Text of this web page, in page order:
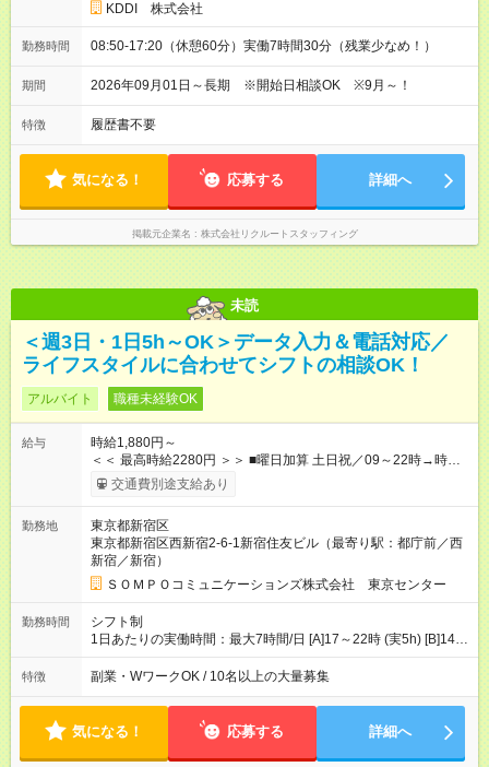
KDDI 株式会社
勤務時間 08:50-17:20（休憩60分）実働7時間30分（残業少なめ！）
期間 2026年09月01日～長期 ※開始日相談OK ※9月～！
特徴 履歴書不要
気になる！ 応募する 詳細へ
掲載元企業名 株式会社リクルートスタッフィング
未読
＜週3日・1日5h～OK＞データ入力＆電話対応／
ライフスタイルに合わせてシフトの相談OK！
アルバイト 職種未経験OK
給与
時給1,880円～
＜＜ 最高時給2280円 ＞＞ ■曜日加算 土日祝／09～22時→時給
＋400円 ■時間加算 月曜／09～12時→時給＋200円 月曜／17～
22時→時給＋200円 金曜／17～22時→時給＋400円 ■導入研
━━━━━━━━━━━━━━━ ■月収例 ◎ロングシフト（週3日×実7h） [1]
金曜日収：15160円×4日＝60640円 [2]土曜日収：15960円×5日
＝79800円 [3]日曜日収：15960円×5日＝79800円 [1]＋[2]＋[3]＝
月収22万240円 ◎ショートシフト（週3日×実5h） [1]月曜日収：
10400円×4日＝41600円 [2]金曜日収：11400円×4日＝45600円
[3]土曜日収：11400円×5日＝57000円 [1]＋[2]＋[3]＝月収14万
4200円 【試用期間】試用期間あり 試用期間の長さ：3ヶ月 ※ 雇
態：本採用時と同じです。 給与：時給 1,780円以上 ※各加算給
無
交通費別途支給あり
勤務地
東京都新宿区
東京都新宿区西新宿2-6-1新宿住友ビル（最寄り駅：都庁前／西
新宿／新宿）
ＳＯＭＰＯコミュニケーションズ株式会社 東京センター
勤務時間
シフト制
1日あたりの実働時間：最大7時間/日 [A]17～22時 (実5h) [B]14～
22時 (実7h/休1h） ★週3～5日※土or日必須 ◎休日：平日メイン
※[B]OJT終了後要相談 ◎下記選択制 （1）曜日固定 週3～・土or
選択可 ▶ご確認 祝日/GW/年末年始等も シフト通りの出勤が必要
です
特徴 副業・WワークOK / 10名以上の大量募集
気になる！ 応募する 詳細へ